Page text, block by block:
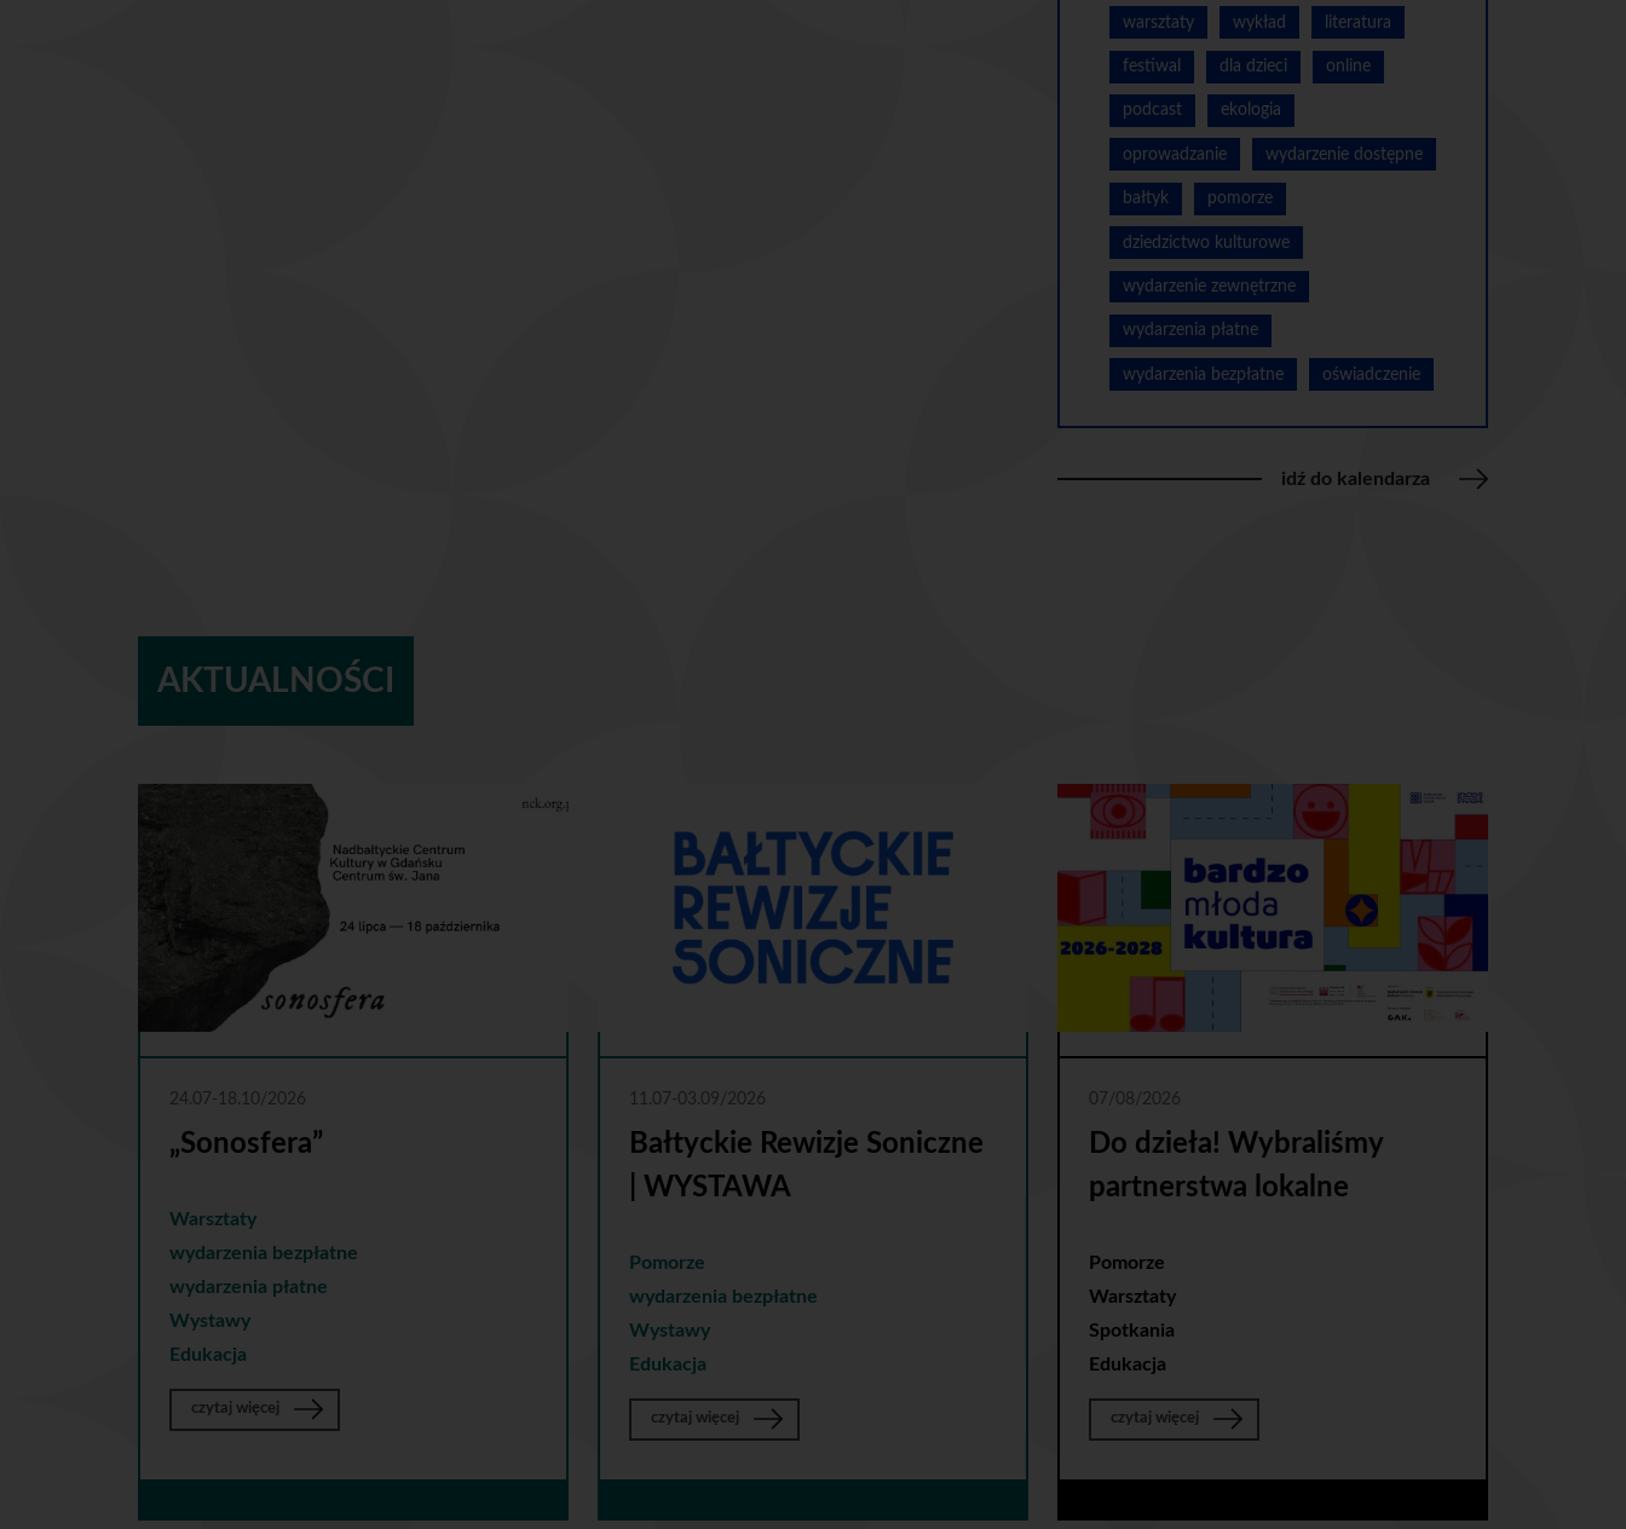
warsztaty wykład literatura
festiwal dla dzieci online
podcast ekologia
oprowadzanie wydarzenie dostępne
bałtyk pomorze
dziedzictwo kulturowe
wydarzenie zewnętrzne
wydarzenia płatne
wydarzenia bezpłatne oświadczenie
idź do kalendarza
AKTUALNOŚCI
24.07-18.10/2026
„Sonosfera”
Warsztaty
wydarzenia bezpłatne
wydarzenia płatne
Wystawy
Edukacja
czytaj więcej o „Sonosfera”
11.07-03.09/2026
Bałtyckie Rewizje Soniczne
| WYSTAWA
Pomorze
wydarzenia bezpłatne
Wystawy
Edukacja
czytaj więcej o Bałtyckie Rewizje Soniczne | WYSTAWA
07/08/2026
Do dzieła! Wybraliśmy
partnerstwa lokalne
Pomorze
Warsztaty
Spotkania
Edukacja
czytaj więcej o Do dzieła! Wybraliśmy partnerstwa lokalne